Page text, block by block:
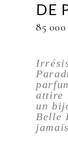
DE
85 000
attire
un
Belle